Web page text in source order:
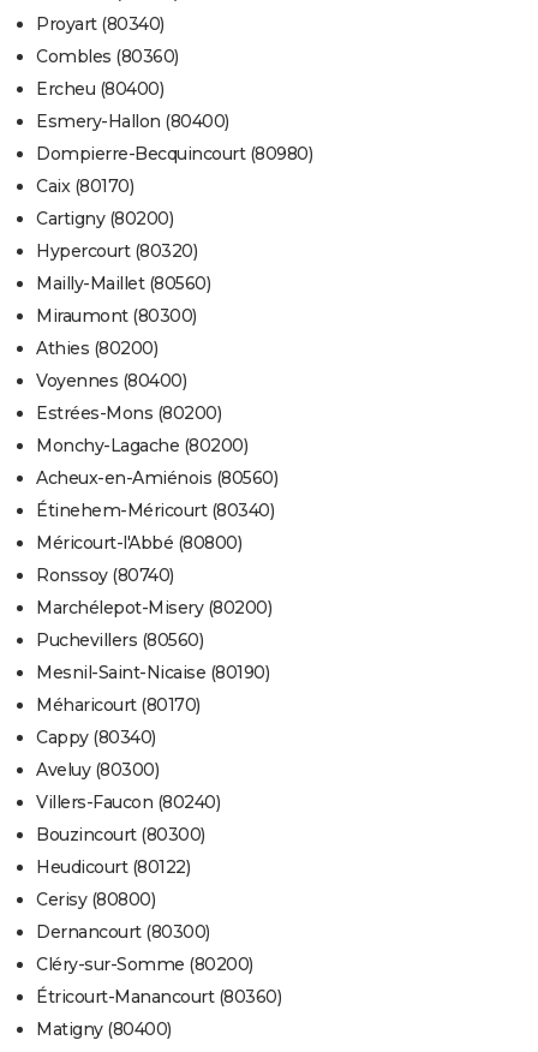
Proyart (80340)
Combles (80360)
Ercheu (80400)
Esmery-Hallon (80400)
Dompierre-Becquincourt (80980)
Caix (80170)
Cartigny (80200)
Hypercourt (80320)
Mailly-Maillet (80560)
Miraumont (80300)
Athies (80200)
Voyennes (80400)
Estrées-Mons (80200)
Monchy-Lagache (80200)
Acheux-en-Amiénois (80560)
Étinehem-Méricourt (80340)
Méricourt-l'Abbé (80800)
Ronssoy (80740)
Marchélepot-Misery (80200)
Puchevillers (80560)
Mesnil-Saint-Nicaise (80190)
Méharicourt (80170)
Cappy (80340)
Aveluy (80300)
Villers-Faucon (80240)
Bouzincourt (80300)
Heudicourt (80122)
Cerisy (80800)
Dernancourt (80300)
Cléry-sur-Somme (80200)
Étricourt-Manancourt (80360)
Matigny (80400)